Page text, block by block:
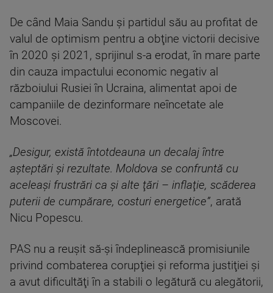
De când Maia Sandu şi partidul său au profitat de
valul de optimism pentru a obţine victorii decisive
în 2020 şi 2021, sprijinul s-a erodat, în mare parte
din cauza impactului economic negativ al
războiului Rusiei în Ucraina, alimentat apoi de
campaniile de dezinformare neîncetate ale
Moscovei.
„Desigur, există întotdeauna un decalaj între
aşteptări şi rezultate. Moldova se confruntă cu
aceleaşi frustrări ca şi alte ţări – inflaţie, scăderea
puterii de cumpărare, costuri energetice”, arată
Nicu Popescu.
PAS nu a reuşit să-şi îndeplinească promisiunile
privind combaterea corupţiei şi reforma justiţiei şi
a avut dificultăţi în a stabili o legătură cu alegătorii,